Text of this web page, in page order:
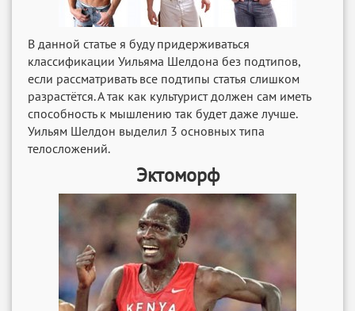
В данной статье я буду придерживаться
классификации Уильяма Шелдона без подтипов,
если рассматривать все подтипы статья слишком
разрастётся. А так как культурист должен сам иметь
способность к мышлению так будет даже лучше.
Уильям Шелдон выделил 3 основных типа
телосложений.
Эктоморф